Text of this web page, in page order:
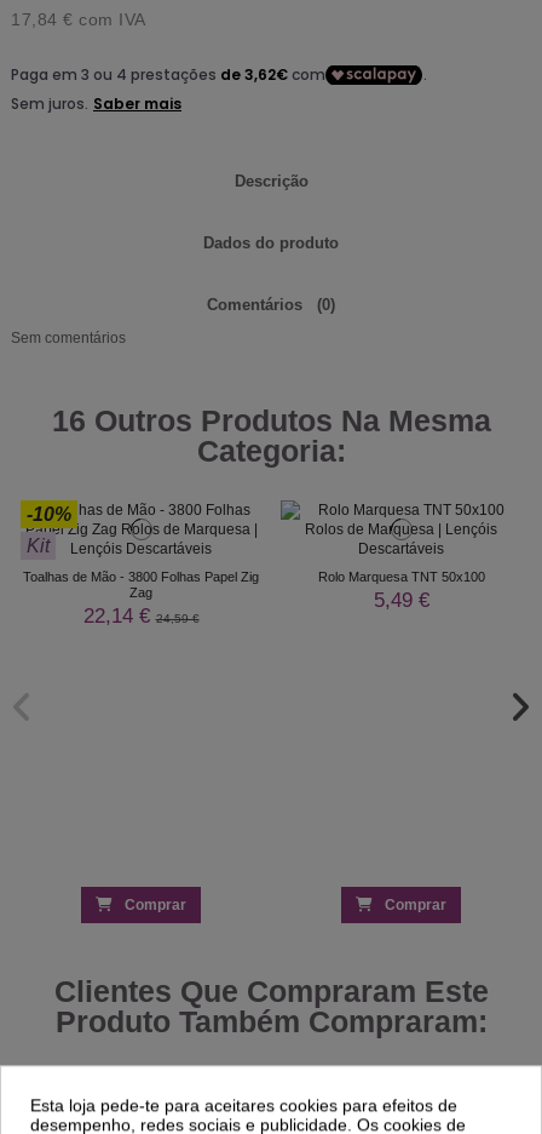
17,84 € com IVA
Descrição
Dados do produto
Comentários (0)
Sem comentários
16 Outros Produtos Na Mesma
Categoria:
-10%
Kit
Toalhas de Mão - 3800 Folhas Papel Zig
Zag
22,14 €24,59 €
Comprar
Rolo Marquesa TNT 50x100
5,49 €
Comprar
Clientes Que Compraram Este
Produto Também Compraram:
Espátulas de Madeira 15cm para Verniz Gel Inocos Atitude Rosa GP480
Esta loja pede-te para aceitares cookies para efeitos de
desempenho, redes sociais e publicidade. Os cookies de